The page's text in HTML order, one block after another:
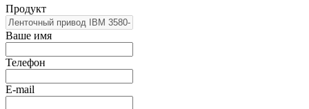
Продукт
Ваше имя
Телефон
E-mail